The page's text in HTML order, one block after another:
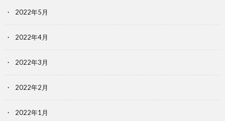
2022年5月
2022年4月
2022年3月
2022年2月
2022年1月